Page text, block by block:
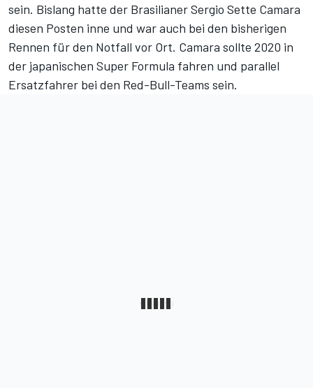
sein. Bislang hatte der Brasilianer Sergio Sette Camara
diesen Posten inne und war auch bei den bisherigen
Rennen für den Notfall vor Ort. Camara sollte 2020 in
der japanischen Super Formula fahren und parallel
Ersatzfahrer bei den Red-Bull-Teams sein.